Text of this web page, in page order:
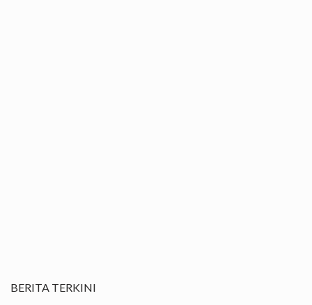
BERITA TERKINI